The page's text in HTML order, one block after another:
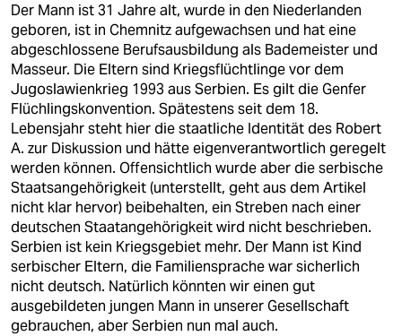
Der Mann ist 31 Jahre alt, wurde in den Niederlanden
geboren, ist in Chemnitz aufgewachsen und hat eine
abgeschlossene Berufsausbildung als Bademeister und
Masseur. Die Eltern sind Kriegsflüchtlinge vor dem
Jugoslawienkrieg 1993 aus Serbien. Es gilt die Genfer
Flüchlingskonvention. Spätestens seit dem 18.
Lebensjahr steht hier die staatliche Identität des Robert
A. zur Diskussion und hätte eigenverantwortlich geregelt
werden können. Offensichtlich wurde aber die serbische
Staatsangehörigkeit (unterstellt, geht aus dem Artikel
nicht klar hervor) beibehalten, ein Streben nach einer
deutschen Staatangehörigkeit wird nicht beschrieben.
Serbien ist kein Kriegsgebiet mehr. Der Mann ist Kind
serbischer Eltern, die Familiensprache war sicherlich
nicht deutsch. Natürlich könnten wir einen gut
ausgebildeten jungen Mann in unserer Gesellschaft
gebrauchen, aber Serbien nun mal auch.